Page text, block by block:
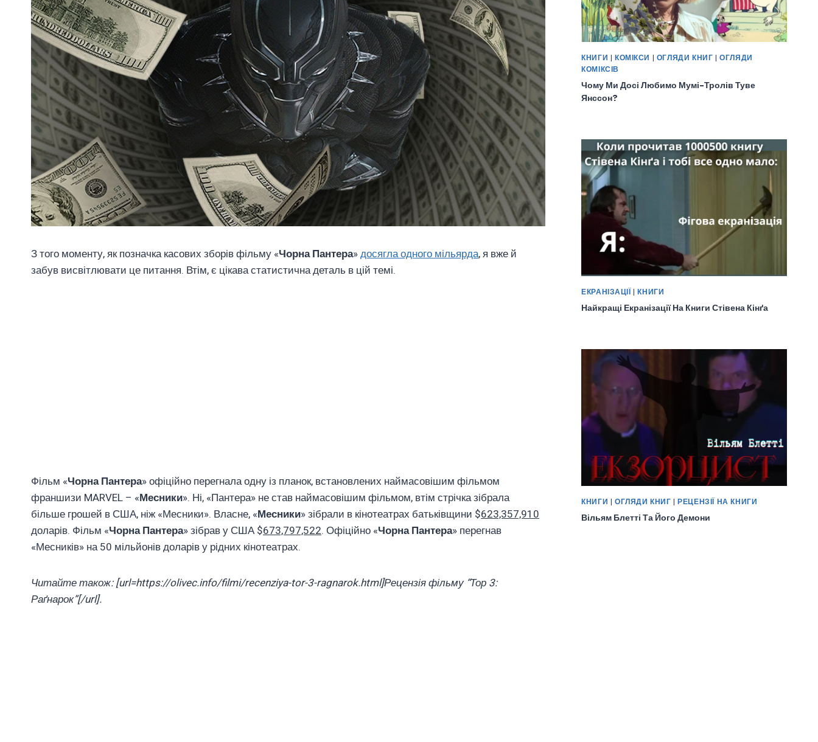
З того моменту, як позначка касових зборів фільму «Чорна Пантера»досягла одного мільярда, я вже й
забув висвітлювати це питання. Втім, є цікава статистична деталь в цій темі.
Фільм «Чорна Пантера» офіційно перегнала одну із планок, встановлених наймасовішим фільмом
франшизи MARVEL – «Месники». Ні, «Пантера» не став наймасовішим фільмом, втім стрічка зібрала
більше грошей в США, ніж «Месники». Власне, «Месники» зібрали в кінотеатрах батьківщини $623,357,910
доларів. Фільм «Чорна Пантера» зібрав у США $673,797,522. Офіційно «Чорна Пантера» перегнав
«Месників» на 50 мільйонів доларів у рідних кінотеатрах.
Читайте також: [url=https://olivec.info/filmi/recenziya-tor-3-ragnarok.html]Рецензія фільму “Тор 3:
Раґнарок”[/url].
КНИГИ | КОМІКСИ | ОГЛЯДИ КНИГ |ОГЛЯДИ
КОМІКСІВ
Чому Ми Досі Любимо Мумі-Тролів Туве
Янссон?
ЕКРАНІЗАЦІЇ |КНИГИ
Найкращі Екранізації На Книги Стівена Кінґа
КНИГИ | ОГЛЯДИ КНИГ |РЕЦЕНЗІЇ НА КНИГИ
Вільям Блетті Та Його Демони